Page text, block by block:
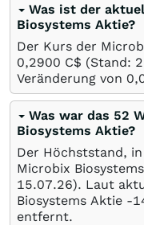
Was ist der
Biosystems Aktie?
Der Kurs der
0,2900 C$ (Stand:
Veränderung von
Was war das 52
Biosystems Aktie?
Der Höchststand,
Microbix
15.07.26). Laut
Biosystems Aktie -
entfernt.